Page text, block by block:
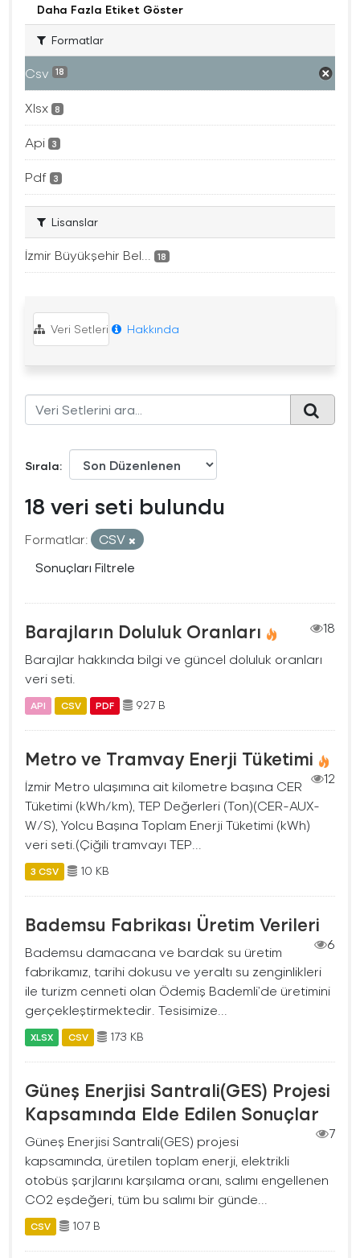
Daha Fazla Etiket Göster
Formatlar
Csv 18
Xlsx 8
Api 3
Pdf 3
Lisanslar
İzmir Büyükşehir Bel... 18
Veri Setleri Hakkında
Sırala
18 veri seti bulundu
Formatlar:
CSV
Sonuçları Filtrele
Barajların Doluluk Oranları
18
Barajlar hakkında bilgi ve güncel doluluk oranları
veri seti.
API CSV PDF 927 B
Metro ve Tramvay Enerji Tüketimi
12
İzmir Metro ulaşımına ait kilometre başına CER
Tüketimi (kWh/km), TEP Değerleri (Ton)(CER-AUX-
W/S), Yolcu Başına Toplam Enerji Tüketimi (kWh)
veri seti.(Çiğili tramvayı TEP...
3 CSV 10 KB
Bademsu Fabrikası Üretim Verileri
6
Bademsu damacana ve bardak su üretim
fabrikamız, tarihi dokusu ve yeraltı su zenginlikleri
ile turizm cenneti olan Ödemiş Bademli’de üretimini
gerçekleştirmektedir. Tesisimize...
XLSX CSV 173 KB
Güneş Enerjisi Santrali(GES) Projesi
Kapsamında Elde Edilen Sonuçlar
7
Güneş Enerjisi Santrali(GES) projesi
kapsamında, üretilen toplam enerji, elektrikli
otobüs şarjlarını karşılama oranı, salımı engellenen
CO2 eşdeğeri, tüm bu salımı bir günde...
CSV 107 B